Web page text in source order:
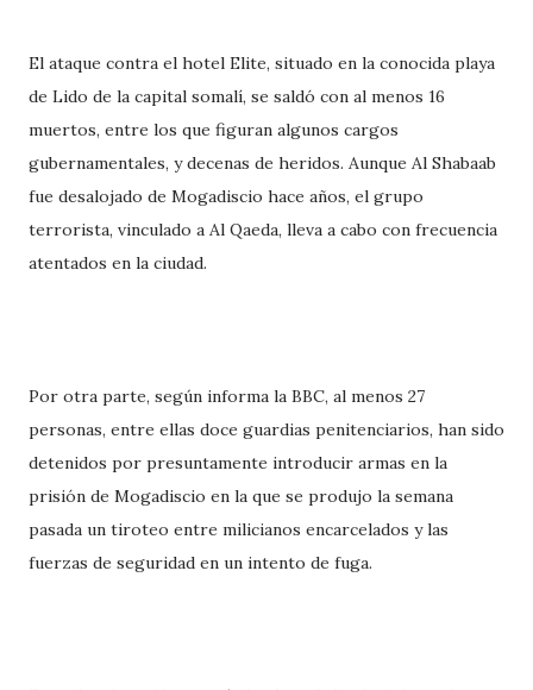
El ataque contra el hotel Elite, situado en la conocida playa
de Lido de la capital somalí, se saldó con al menos 16
muertos, entre los que figuran algunos cargos
gubernamentales, y decenas de heridos. Aunque Al Shabaab
fue desalojado de Mogadiscio hace años, el grupo
terrorista, vinculado a Al Qaeda, lleva a cabo con frecuencia
atentados en la ciudad.
Por otra parte, según informa la BBC, al menos 27
personas, entre ellas doce guardias penitenciarios, han sido
detenidos por presuntamente introducir armas en la
prisión de Mogadiscio en la que se produjo la semana
pasada un tiroteo entre milicianos encarcelados y las
fuerzas de seguridad en un intento de fuga.